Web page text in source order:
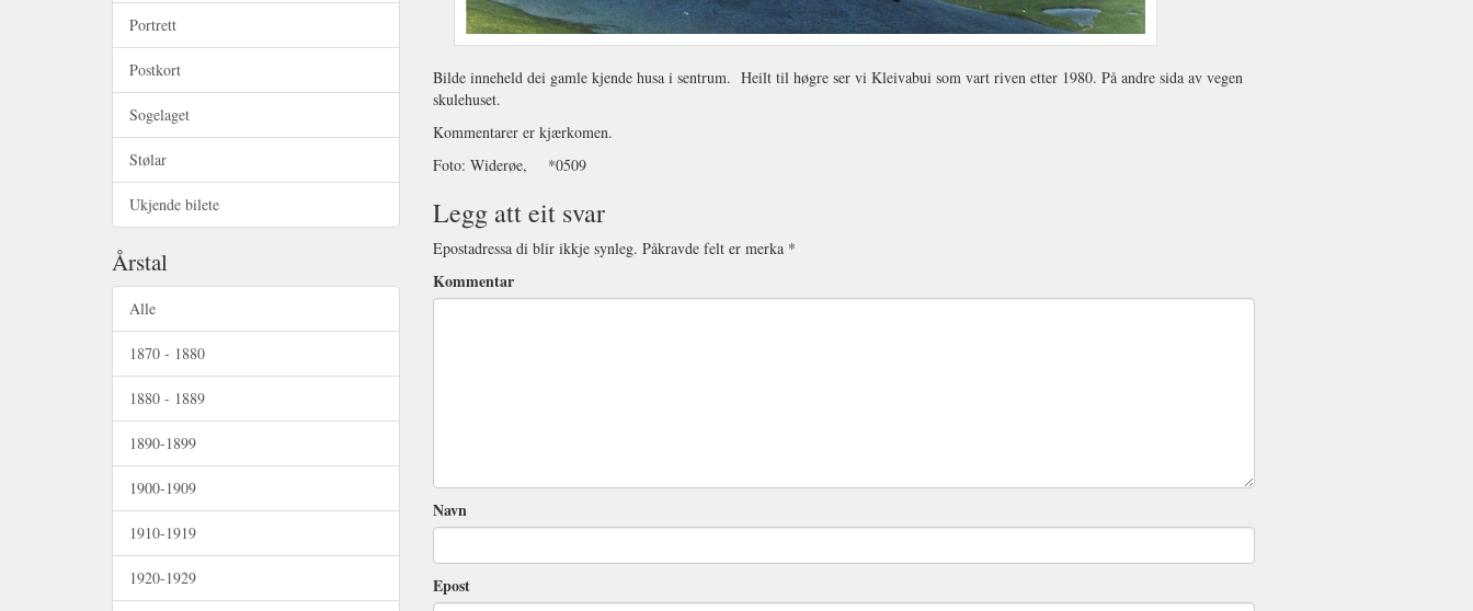
Portrett
Postkort
Sogelaget
Stølar
Ukjende bilete
Årstal
Alle
1870 - 1880
1880 - 1889
1890-1899
1900-1909
1910-1919
1920-1929
Bilde inneheld dei gamle kjende husa i sentrum. Heilt til høgre ser vi Kleivabui som vart riven etter 1980. På andre sida av vegen
skulehuset.
Kommentarer er kjærkomen.
Foto: Widerøe, *0509
Legg att eit svar
Epostadressa di blir ikkje synleg. Påkravde felt er merka *
Kommentar
Navn
Epost